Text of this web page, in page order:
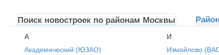
Поиск новостроек по районам Москвы
А
Академический (ЮЗАО)
И
Измайлово